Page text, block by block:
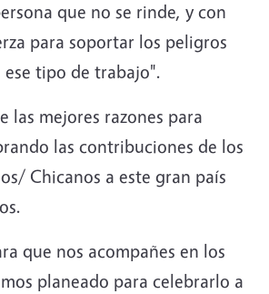
que no se rinde, y con
para soportar los peligros
tipo de trabajo".
las mejores razones para
las contribuciones de los
Chicanos a este gran país
que nos acompañes en los
planeado para celebrarlo a